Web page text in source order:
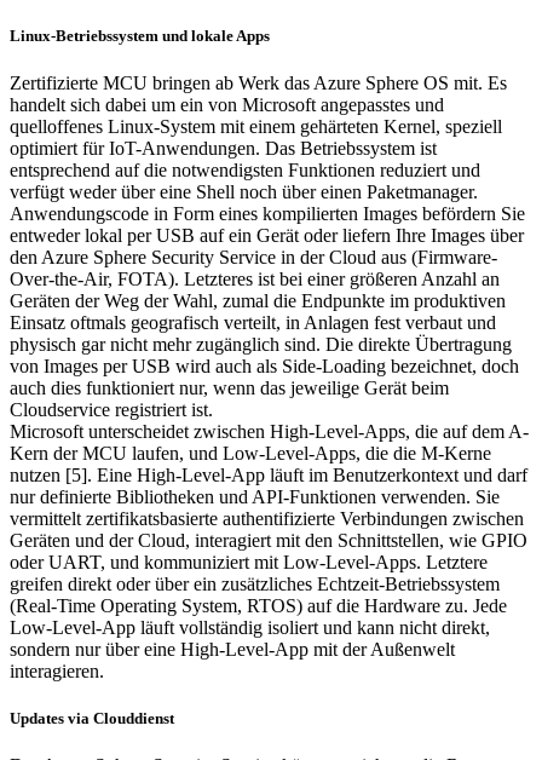
Linux-Betriebssystem und lokale Apps
Zertifizierte MCU bringen ab Werk das Azure Sphere OS mit. Es
handelt sich dabei um ein von Microsoft angepasstes und
quelloffenes Linux-System mit einem gehärteten Kernel, speziell
optimiert für IoT-Anwendungen. Das Betriebssystem ist
entsprechend auf die notwendigsten Funktionen reduziert und
verfügt weder über eine Shell noch über einen Paketmanager.
Anwendungscode in Form eines kompilierten Images befördern Sie
entweder lokal per USB auf ein Gerät oder liefern Ihre Images über
den Azure Sphere Security Service in der Cloud aus (Firmware-
Over-the-Air, FOTA). Letzteres ist bei einer größeren Anzahl an
Geräten der Weg der Wahl, zumal die Endpunkte im produktiven
Einsatz oftmals geografisch verteilt, in Anlagen fest verbaut und
physisch gar nicht mehr zugänglich sind. Die direkte Übertragung
von Images per USB wird auch als Side-Loading bezeichnet, doch
auch dies funktioniert nur, wenn das jeweilige Gerät beim
Cloudservice registriert ist.
Microsoft unterscheidet zwischen High-Level-Apps, die auf dem A-
Kern der MCU laufen, und Low-Level-Apps, die die M-Kerne
nutzen [5]. Eine High-Level-App läuft im Benutzerkontext und darf
nur definierte Bibliotheken und API-Funktionen verwenden. Sie
vermittelt zertifikatsbasierte authentifizierte Verbindungen zwischen
Geräten und der Cloud, interagiert mit den Schnittstellen, wie GPIO
oder UART, und kommuniziert mit Low-Level-Apps. Letztere
greifen direkt oder über ein zusätzliches Echtzeit-Betriebssystem
(Real-Time Operating System, RTOS) auf die Hardware zu. Jede
Low-Level-App läuft vollständig isoliert und kann nicht direkt,
sondern nur über eine High-Level-App mit der Außenwelt
interagieren.
Updates via Clouddienst